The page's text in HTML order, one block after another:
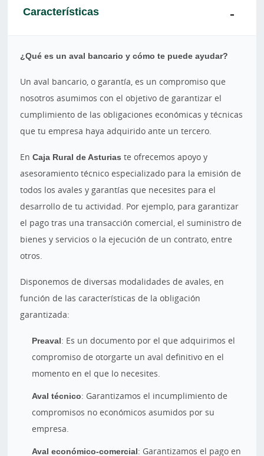
Características
¿Qué es un aval bancario y cómo te puede ayudar?
Un aval bancario, o garantía, es un compromiso que
nosotros asumimos con el objetivo de garantizar el
cumplimiento de las obligaciones económicas y técnicas
que tu empresa haya adquirido ante un tercero.
EnCaja Rural de Asturias te ofrecemos apoyo y
asesoramiento técnico especializado para la emisión de
todos los avales y garantías que necesites para el
desarrollo de tu actividad. Por ejemplo, para garantizar
el pago tras una transacción comercial, el suministro de
bienes y servicios o la ejecución de un contrato, entre
otros.
Disponemos de diversas modalidades de avales, en
función de las características de la obligación
garantizada:
Preaval: Es un documento por el que adquirimos el
compromiso de otorgarte un aval definitivo en el
momento en el que lo necesites.
Aval técnico: Garantizamos el incumplimiento de
compromisos no económicos asumidos por su
empresa.
Aval económico-comercial: Garantizamos el pago en